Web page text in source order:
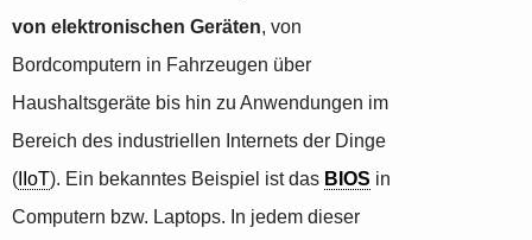
von elektronischen Geräten, von
Bordcomputern in Fahrzeugen über
Haushaltsgeräte bis hin zu Anwendungen im
Bereich des industriellen Internets der Dinge
( IIoT). Ein bekanntes Beispiel ist das BIOS in
Computern bzw. Laptops. In jedem dieser